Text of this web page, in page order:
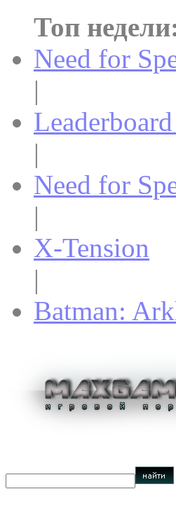
Топ
Need for
|
|
Need for
|
X-Tension
|
Batman: